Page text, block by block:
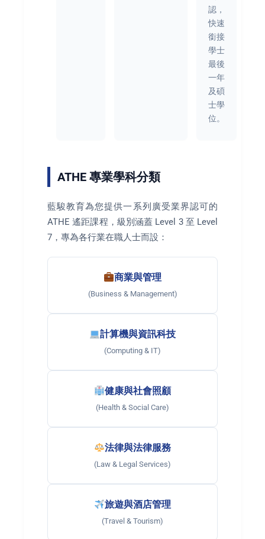
認，
快速
銜接
學士
最後
一年
及碩
士學
位。
ATHE 專業學科分類
藍駿教育為您提供一系列廣受業界認可的
ATHE 遙距課程，級別涵蓋 Level 3 至 Level
7，專為各行業在職人士而設：
商業與管理
(Business & Management)
計算機與資訊科技
(Computing & IT)
健康與社會照顧
(Health & Social Care)
法律與法律服務
(Law & Legal Services)
旅遊與酒店管理
(Travel & Tourism)